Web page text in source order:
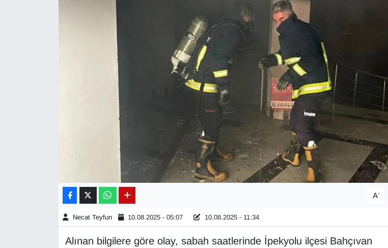
A-
Necat Teyfun 10.08.2025 - 05:07 10.08.2025 - 11:34
Alınan bilgilere göre olay, sabah saatlerinde İpekyolu ilçesi Bahçıvan